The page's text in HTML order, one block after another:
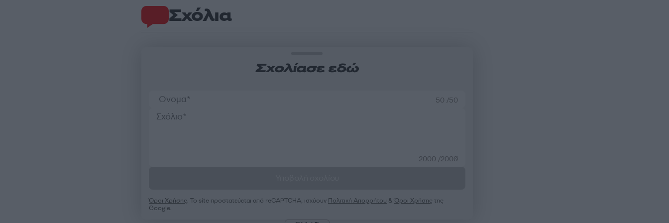
Σχόλια
Σχολίασε εδώ
50 /50
2000 /2000
Όροι Χρήσης. Το site προστατεύεται από reCAPTCHA, ισχύουν Πολιτική Απορρήτου &Όροι Χρήσης της
Google.